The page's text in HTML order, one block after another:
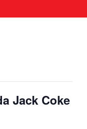
Jack Coke